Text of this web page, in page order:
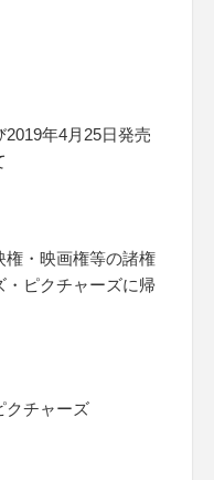
年4月25日発売
権・映画権等の諸権
・ピクチャーズに帰
クチャーズ